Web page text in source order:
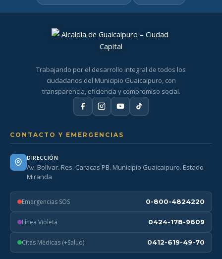
Trabajando por el desarrollo integral de todos los
ciudadanos del Municipio Guaicaipuro, con
transparencia, eficiencia y compromiso social.
CONTACTO Y EMERGENCIAS
DIRECCIÓN
Av. Bolívar. Res. Caracas PB. Municipio Guaicaipuro. Estado
Miranda
Emergencias SOS 0-800-4824220
Línea Violeta 0424-178-9609
Citas Médicas (+Salud) 0412-619-49-70